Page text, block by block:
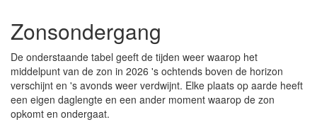
Zonsondergang
De onderstaande tabel geeft de tijden weer waarop het
middelpunt van de zon in 2026 's ochtends boven de horizon
verschijnt en 's avonds weer verdwijnt. Elke plaats op aarde heeft
een eigen daglengte en een ander moment waarop de zon
opkomt en ondergaat.